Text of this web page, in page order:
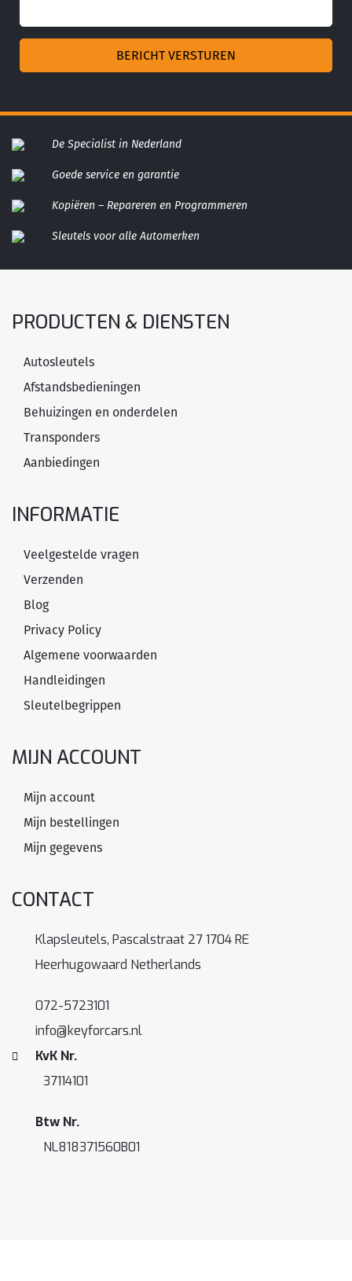
De Specialist in Nederland
Goede service en garantie
Kopiëren – Repareren en Programmeren
Sleutels voor alle Automerken
PRODUCTEN & DIENSTEN
Autosleutels
Afstandsbedieningen
Behuizingen en onderdelen
Transponders
Aanbiedingen
INFORMATIE
Veelgestelde vragen
Verzenden
Blog
Privacy Policy
Algemene voorwaarden
Handleidingen
Sleutelbegrippen
MIJN ACCOUNT
Mijn account
Mijn bestellingen
Mijn gegevens
CONTACT
Klapsleutels, Pascalstraat 27 1704 RE
Heerhugowaard Netherlands
072-5723101
info@keyforcars.nl
KvK Nr.
37114101
Btw Nr.
NL818371560B01